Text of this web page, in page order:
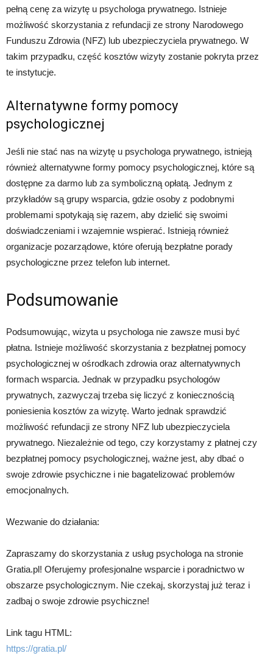
pełną cenę za wizytę u psychologa prywatnego. Istnieje
możliwość skorzystania z refundacji ze strony Narodowego
Funduszu Zdrowia (NFZ) lub ubezpieczyciela prywatnego. W
takim przypadku, część kosztów wizyty zostanie pokryta przez
te instytucje.
Alternatywne formy pomocy
psychologicznej
Jeśli nie stać nas na wizytę u psychologa prywatnego, istnieją
również alternatywne formy pomocy psychologicznej, które są
dostępne za darmo lub za symboliczną opłatą. Jednym z
przykładów są grupy wsparcia, gdzie osoby z podobnymi
problemami spotykają się razem, aby dzielić się swoimi
doświadczeniami i wzajemnie wspierać. Istnieją również
organizacje pozarządowe, które oferują bezpłatne porady
psychologiczne przez telefon lub internet.
Podsumowanie
Podsumowując, wizyta u psychologa nie zawsze musi być
płatna. Istnieje możliwość skorzystania z bezpłatnej pomocy
psychologicznej w ośrodkach zdrowia oraz alternatywnych
formach wsparcia. Jednak w przypadku psychologów
prywatnych, zazwyczaj trzeba się liczyć z koniecznością
poniesienia kosztów za wizytę. Warto jednak sprawdzić
możliwość refundacji ze strony NFZ lub ubezpieczyciela
prywatnego. Niezależnie od tego, czy korzystamy z płatnej czy
bezpłatnej pomocy psychologicznej, ważne jest, aby dbać o
swoje zdrowie psychiczne i nie bagatelizować problemów
emocjonalnych.
Wezwanie do działania:
Zapraszamy do skorzystania z usług psychologa na stronie
Gratia.pl! Oferujemy profesjonalne wsparcie i poradnictwo w
obszarze psychologicznym. Nie czekaj, skorzystaj już teraz i
zadbaj o swoje zdrowie psychiczne!
Link tagu HTML:
https://gratia.pl/